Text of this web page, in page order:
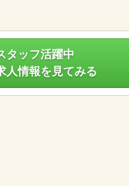
タッフ活躍中
人情報を見てみる